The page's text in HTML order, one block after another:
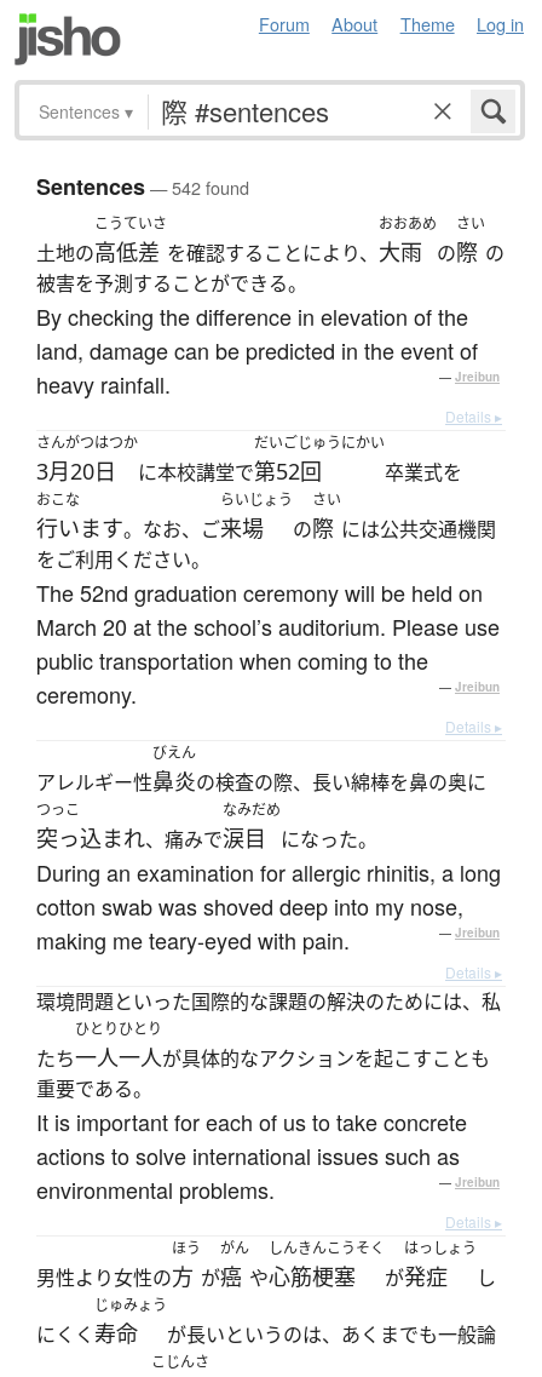
Forum About Theme Log in
Sentences ▾
Sentences— 542 found
土地の
こうていさ
高低差 を確認することにより、
おおあめ
大雨 の
さい
際 の
被害を予測することができる。
By checking the difference in elevation of the
land, damage can be predicted in the event of
heavy rainfall.
— Jreibun
Details ▸
さんがつはつか
3月20日 に本校講堂で
だいごじゅうにかい
第52回 卒業式を
おこな
行います。なお、ご
らいじょう
来場 の
さい
際 には公共交通機関
をご利用ください。
The 52nd graduation ceremony will be held on
March 20 at the school’s auditorium. Please use
public transportation when coming to the
ceremony.
— Jreibun
Details ▸
アレルギー性
びえん
鼻炎の検査の際、長い綿棒を鼻の奥に
つっこ
突っ込まれ、痛みで
なみだめ
涙目 になった。
During an examination for allergic rhinitis, a long
cotton swab was shoved deep into my nose,
making me teary-eyed with pain.
— Jreibun
Details ▸
環境問題といった国際的な課題の解決のためには、私
たち
ひとりひとり
一人一人が具体的なアクションを起こすことも
重要である。
It is important for each of us to take concrete
actions to solve international issues such as
environmental problems.
— Jreibun
Details ▸
男性より女性の
ほう
方 が
がん
癌 や
しんきんこうそく
心筋梗塞 が
はっしょう
発症 し
にくく
じゅみょう
寿命 が長いというのは、あくまでも一般論
こじんさ